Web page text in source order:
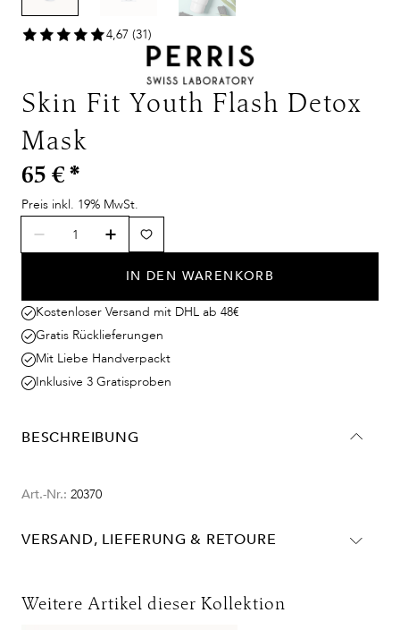
4,67 (31)
Skin Fit Youth Flash Detox
Mask
65 € *
Preis inkl. 19% MwSt.
IN DEN WARENKORB
Kostenloser Versand mit DHL ab 48€
Gratis Rücklieferungen
Mit Liebe Handverpackt
Inklusive 3 Gratisproben
BESCHREIBUNG
Art.-Nr.: 20370
VERSAND, LIEFERUNG & RETOURE
Weitere Artikel dieser Kollektion